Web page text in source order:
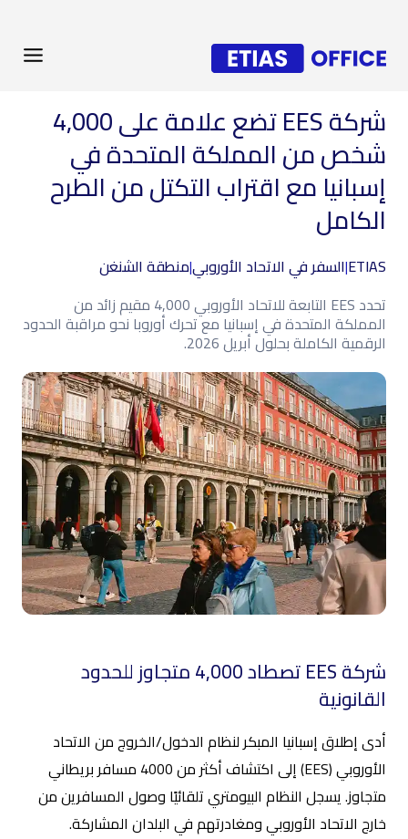
شركة EES تضع علامة على 4,000
شخص من المملكة المتحدة في
إسبانيا مع اقتراب التكتل من الطرح
الكامل
ETIAS
|السفر في الاتحاد الأوروبي|منطقة الشنغن
تحدد EES التابعة للاتحاد الأوروبي 4,000 مقيم زائد من
المملكة المتحدة في إسبانيا مع تحرك أوروبا نحو مراقبة الحدود
الرقمية الكاملة بحلول أبريل 2026.
شركة EES تصطاد 4,000 متجاوز للحدود
القانونية
أدى إطلاق إسبانيا المبكر لنظام الدخول/الخروج من الاتحاد
الأوروبي (EES) إلى اكتشاف أكثر من 4000 مسافر بريطاني
متجاوز. يسجل النظام البيومتري تلقائيًا وصول المسافرين من
خارج الاتحاد الأوروبي ومغادرتهم في البلدان المشاركة.